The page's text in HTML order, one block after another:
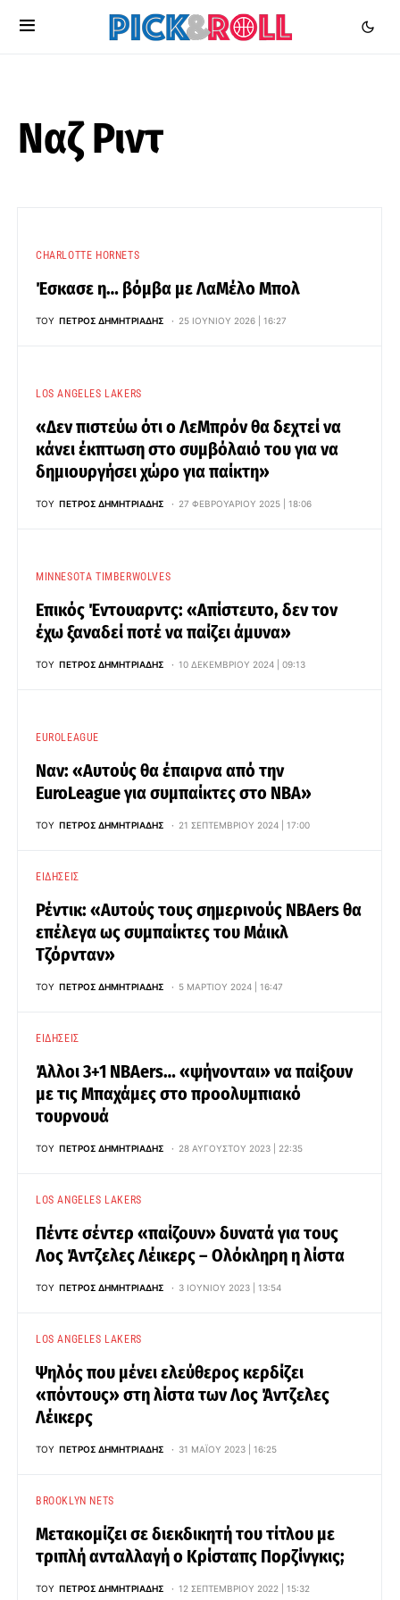
Ναζ Ριντ
CHARLOTTE HORNETS
Έσκασε η… βόμβα με ΛαΜέλο Μπολ
ΤΟΥ ΠΈΤΡΟΣ ΔΗΜΗΤΡΙΆΔΗΣ 25 ΙΟΥΝΊΟΥ 2026 | 16:27
LOS ANGELES LAKERS
«Δεν πιστεύω ότι ο ΛεΜπρόν θα δεχτεί να
κάνει έκπτωση στο συμβόλαιό του για να
δημιουργήσει χώρο για παίκτη»
ΤΟΥ ΠΈΤΡΟΣ ΔΗΜΗΤΡΙΆΔΗΣ 27 ΦΕΒΡΟΥΑΡΊΟΥ 2025 | 18:06
MINNESOTA TIMBERWOLVES
Επικός Έντουαρντς: «Απίστευτο, δεν τον
έχω ξαναδεί ποτέ να παίζει άμυνα»
ΤΟΥ ΠΈΤΡΟΣ ΔΗΜΗΤΡΙΆΔΗΣ 10 ΔΕΚΕΜΒΡΊΟΥ 2024 | 09:13
EUROLEAGUE
Ναν: «Αυτούς θα έπαιρνα από την
EuroLeague για συμπαίκτες στο ΝΒΑ»
ΤΟΥ ΠΈΤΡΟΣ ΔΗΜΗΤΡΙΆΔΗΣ 21 ΣΕΠΤΕΜΒΡΊΟΥ 2024 | 17:00
ΕΙΔΉΣΕΙΣ
Ρέντικ: «Αυτούς τους σημερινούς ΝΒΑers θα
επέλεγα ως συμπαίκτες του Μάικλ
Τζόρνταν»
ΤΟΥ ΠΈΤΡΟΣ ΔΗΜΗΤΡΙΆΔΗΣ 5 ΜΑΡΤΊΟΥ 2024 | 16:47
ΕΙΔΉΣΕΙΣ
Άλλοι 3+1 NBAers… «ψήνονται» να παίξουν
με τις Μπαχάμες στο προολυμπιακό
τουρνουά
ΤΟΥ ΠΈΤΡΟΣ ΔΗΜΗΤΡΙΆΔΗΣ 28 ΑΥΓΟΎΣΤΟΥ 2023 | 22:35
LOS ANGELES LAKERS
Πέντε σέντερ «παίζουν» δυνατά για τους
Λος Άντζελες Λέικερς – Ολόκληρη η λίστα
ΤΟΥ ΠΈΤΡΟΣ ΔΗΜΗΤΡΙΆΔΗΣ 3 ΙΟΥΝΊΟΥ 2023 | 13:54
LOS ANGELES LAKERS
Ψηλός που μένει ελεύθερος κερδίζει
«πόντους» στη λίστα των Λος Άντζελες
Λέικερς
ΤΟΥ ΠΈΤΡΟΣ ΔΗΜΗΤΡΙΆΔΗΣ 31 ΜΑΪ́ΟΥ 2023 | 16:25
BROOKLYN NETS
Μετακομίζει σε διεκδικητή του τίτλου με
τριπλή ανταλλαγή ο Κρίσταπς Πορζίνγκις;
ΤΟΥ ΠΈΤΡΟΣ ΔΗΜΗΤΡΙΆΔΗΣ 12 ΣΕΠΤΕΜΒΡΊΟΥ 2022 | 15:32